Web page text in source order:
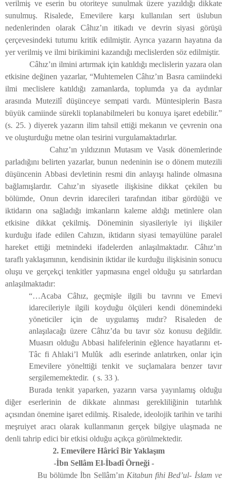
verilmiş ve eserin bu otoriteye sunulmak üzere yazıldığı dikkate
sunulmuş. Risalede, Emevilere karşı kullanılan sert üslubun
nedenlerinden olarak Câhız’ın itikadı ve devrin siyasi görüşü
çerçevesindeki tutumu kritik edilmiştir. Ayrıca yazarın hayatına da
yer verilmiş ve ilmi birikimini kazandığı meclislerden söz edilmiştir.
Câhız’ın ilmini artırmak için katıldığı meclislerin yazara olan
etkisine değinen yazarlar, “Muhtemelen Câhız’ın Basra camiindeki
ilmi meclislere katıldığı zamanlarda, toplumda ya da aydınlar
arasında Mutezilî düşünceye sempati vardı. Müntesiplerin Basra
büyük camiinde sürekli toplanabilmeleri bu konuya işaret edebilir.”
(s. 25. ) diyerek yazarın ilim tahsil ettiği mekanın ve çevrenin ona
ve oluşturduğu metne olan tesirini vurgulamaktadırlar.
Cahız’ın yıldızının Mutasım ve Vasık dönemlerinde
parladığını belirten yazarlar, bunun nedeninin ise o dönem mutezili
düşüncenin Abbasi devletinin resmi din anlayışı halinde olmasına
bağlamışlardır. Cahız’ın siyasetle ilişkisine dikkat çekilen bu
bölümde, Onun devrin idarecileri tarafından itibar gördüğü ve
iktidarın ona sağladığı imkanların kaleme aldığı metinlere olan
etkisine dikkat çekilmiş. Döneminin siyasileriyle iyi ilişkiler
kurduğu ifade edilen Cahızın, iktidarın siyasi temayülüne paralel
hareket ettiği metnindeki ifadelerden anlaşılmaktadır. Câhız’ın
taraflı yaklaşımının, kendisinin iktidar ile kurduğu ilişkisinin sonucu
oluşu ve gerçekçi tenkitler yapmasına engel olduğu şu satırlardan
anlaşılmaktadır:
“…Acaba Câhız, geçmişle ilgili bu tavrını ve Emevi
idarecileriyle ilgili koyduğu ölçüleri kendi dönemindeki
yöneticiler için de uygulamış mıdır? Risaleden de
anlaşılacağı üzere Câhız’da bu tavır söz konusu değildir.
Muasırı olduğu Abbasi halifelerinin eğlence hayatlarını et-
Tâc fi Ahlaki’l Mulûk adlı eserinde anlatırken, onlar için
Emevilere yönelttiği tenkit ve suçlamalara benzer tavır
sergilememektedir. ( s. 33 ).
Burada tenkit yaparken, yazarın varsa yayınlamış olduğu
diğer eserlerinin de dikkate alınması gerekliliğinin tutarlılık
açısından önemine işaret edilmiş. Risalede, ideolojik tarihin ve tarihi
meşruiyet aracı olarak kullanmanın gerçek bilgiye ulaşmada ne
denli tahrip edici bir etkisi olduğu açıkça görülmektedir.
2. Emevilere Hâricî Bir Yaklaşım
-İbn Sellâm El-İbadî Örneği -
Bu bölümde İbn Sellâm’ın Kitabun fihi Bed’ul- İslam ve